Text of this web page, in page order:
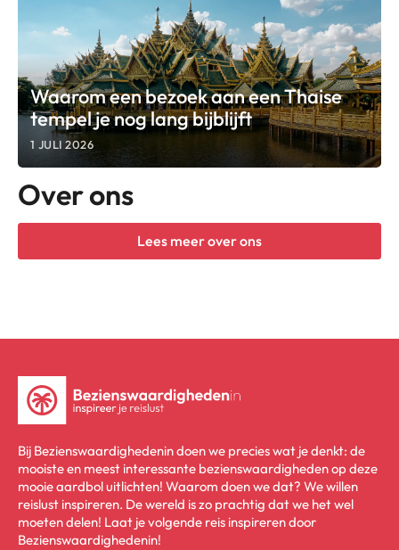
Waarom een bezoek aan een Thaise
tempel je nog lang bijblijft
1 JULI 2026
Over ons
Lees meer over ons
Bij Bezienswaardighedenin doen we precies wat je denkt: de
mooiste en meest interessante bezienswaardigheden op deze
mooie aardbol uitlichten! Waarom doen we dat? We willen
reislust inspireren. De wereld is zo prachtig dat we het wel
moeten delen! Laat je volgende reis inspireren door
Bezienswaardighedenin!